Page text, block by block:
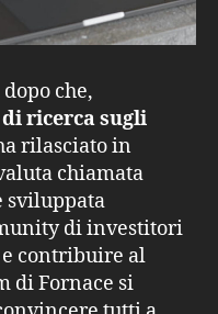
dopo che,
ricerca sugli
rilasciato in
chiamata
sviluppata
di investitori
e contribuire al
di Fornace si